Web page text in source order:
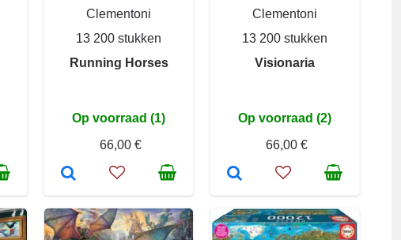
Clementoni
13 200 stukken
Running Horses
Op voorraad (1)
66,00 €
Clementoni
13 200 stukken
Visionaria
Op voorraad (2)
66,00 €